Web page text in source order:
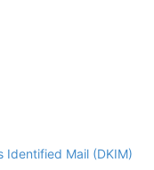
Identified Mail (DKIM)